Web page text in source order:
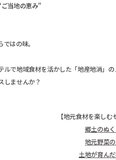
当地の恵み”
はの味。
で地域食材を活かした「地産地消」
しませんか？
【地元食材を楽しむ
郷土のぬ
地元野菜
土地が育ん